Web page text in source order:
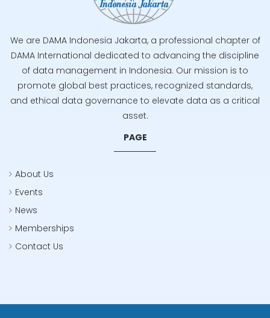
We are DAMA Indonesia Jakarta, a professional chapter of
DAMA International dedicated to advancing the discipline
of data management in Indonesia. Our mission is to
promote global best practices, recognized standards,
and ethical data governance to elevate data as a critical
asset.
PAGE
About Us
Events
News
Memberships
Contact Us